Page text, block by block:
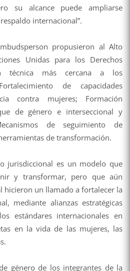
su alcance puede ampliarse
internacional”.
propusieron al Alto
Unidas para los Derechos
técnica más cercana a los
de capacidades
contra mujeres; Formación
de género e interseccional y
de seguimiento de
de transformación.
jurisdiccional es un modelo que
y transformar, pero que aún
hicieron un llamado a fortalecer la
mediante alianzas estratégicas
estándares internacionales en
en la vida de las mujeres, las
género de los integrantes de la